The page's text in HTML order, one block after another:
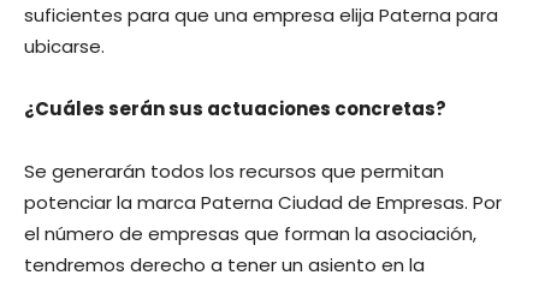
suficientes para que una empresa elija Paterna para
ubicarse.
¿Cuáles serán sus actuaciones concretas?
Se generarán todos los recursos que permitan
potenciar la marca Paterna Ciudad de Empresas. Por
el número de empresas que forman la asociación,
tendremos derecho a tener un asiento en la